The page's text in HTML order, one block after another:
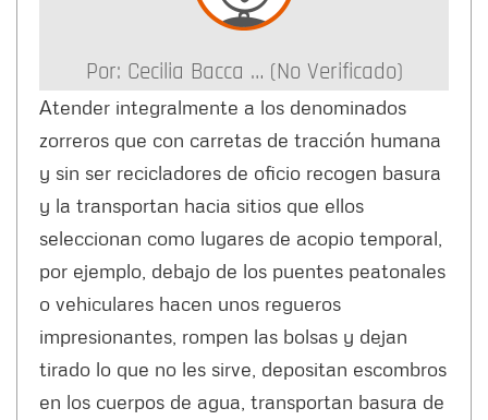
Por: Cecilia Bacca … (no Verificado)
Atender integralmente a los denominados
zorreros que con carretas de tracción humana
y sin ser recicladores de oficio recogen basura
y la transportan hacia sitios que ellos
seleccionan como lugares de acopio temporal,
por ejemplo, debajo de los puentes peatonales
o vehiculares hacen unos regueros
impresionantes, rompen las bolsas y dejan
tirado lo que no les sirve, depositan escombros
en los cuerpos de agua, transportan basura de